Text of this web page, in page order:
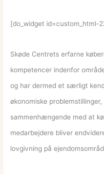
[do_widget id=custom_html-
Skøde Centrets erfarne
kompetencer indenfor
og har dermed et særligt
økonomiske
sammenhængende med at
medarbejdere bliver
lovgivning på